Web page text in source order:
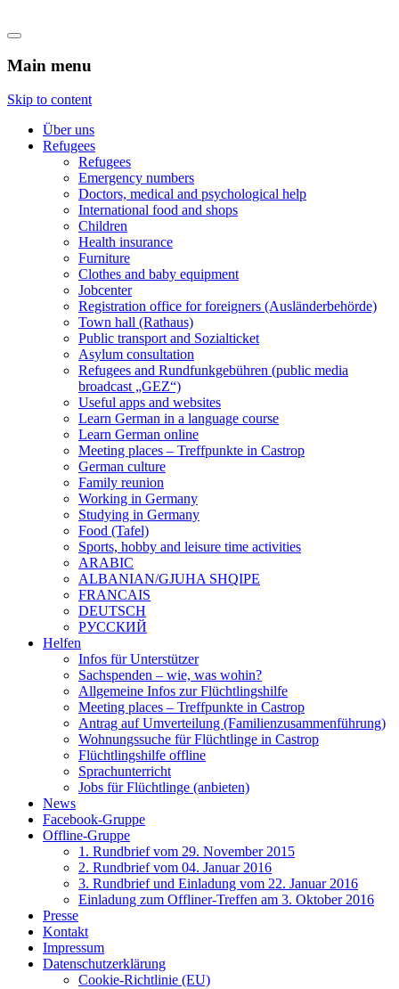
Main menu
Skip to content
Über uns
Refugees
Refugees
Emergency numbers
Doctors, medical and psychological help
International food and shops
Children
Health insurance
Furniture
Clothes and baby equipment
Jobcenter
Registration office for foreigners (Ausländerbehörde)
Town hall (Rathaus)
Public transport and Sozialticket
Asylum consultation
Refugees and Rundfunkgebühren (public media
broadcast „GEZ“)
Useful apps and websites
Learn German in a language course
Learn German online
Meeting places – Treffpunkte in Castrop
German culture
Family reunion
Working in Germany
Studying in Germany
Food (Tafel)
Sports, hobby and leisure time activities
ARABIC
ALBANIAN/GJUHA SHQIPE
FRANCAIS
DEUTSCH
PУССКИЙ
Helfen
Infos für Unterstützer
Sachspenden – wie, was wohin?
Allgemeine Infos zur Flüchtlingshilfe
Meeting places – Treffpunkte in Castrop
Antrag auf Umverteilung (Familienzusammenführung)
Wohnungssuche für Flüchtlinge in Castrop
Flüchtlingshilfe offline
Sprachunterricht
Jobs für Flüchtlinge (anbieten)
News
Facebook-Gruppe
Offline-Gruppe
1. Rundbrief vom 29. November 2015
2. Rundbrief vom 04. Januar 2016
3. Rundbrief und Einladung vom 22. Januar 2016
Einladung zum Offliner-Treffen am 3. Oktober 2016
Presse
Kontakt
Impressum
Datenschutzerklärung
Cookie-Richtlinie (EU)